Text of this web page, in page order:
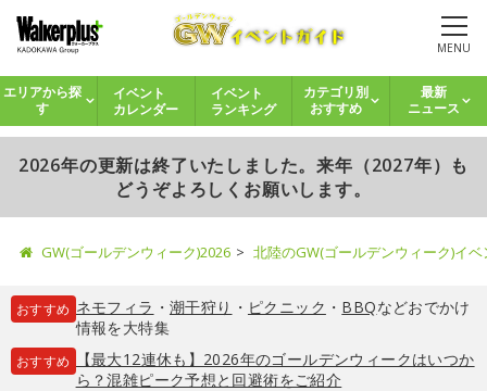
MENU
エリアから探
す
イベント
カレンダー
イベント
ランキング
カテゴリ別
おすすめ
最新
ニュース
2026年の更新は終了いたしました。来年（2027年）も
どうぞよろしくお願いします。
GW(ゴールデンウィーク)2026 北陸のGW(ゴールデンウィーク)イ
おすすめ ネモフィラ ・ 潮干狩り ・ ピクニック ・ BBQなどおでかけ
情報を大特集
おすすめ
【最大12連休も】2026年のゴールデンウィークはいつか
ら？混雑ピーク予想と回避術をご紹介